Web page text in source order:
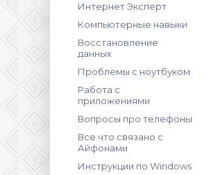
Интернет Эксперт
Компьютерные навыки
Восстановление
данных
Проблемы с ноутбуком
Работа с
приложениями
Вопросы про телефоны
Все что связано с
Айфонами
Инструкции по Windows